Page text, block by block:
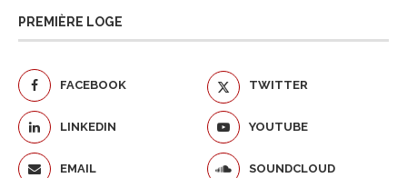
PREMIÈRE LOGE
FACEBOOK TWITTER
LINKEDIN YOUTUBE
EMAIL SOUNDCLOUD